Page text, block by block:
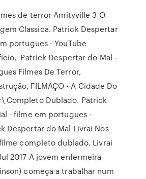
de terror Amityville 3 O
Classica. Patrick Despertar
portugues - YouTube
Patrick Despertar do Mal -
Filmes De Terror,
FILMAÇO - A Cidade Do
Completo Dublado. Patrick
- filme em portugues -
Despertar do Mal Livrai Nos
completo dublado. Livrai
2017 A jovem enfermeira
começa a trabalhar num